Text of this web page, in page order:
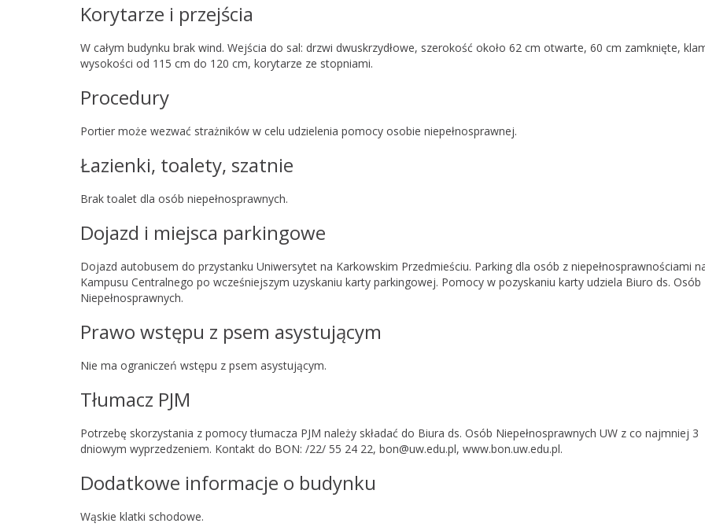
Korytarze i przejścia
W całym budynku brak wind. Wejścia do sal: drzwi dwuskrzydłowe, szerokość około 62 cm otwarte, 60 cm zamknięte,
wysokości od 115 cm do 120 cm, korytarze ze stopniami.
Procedury
Portier może wezwać strażników w celu udzielenia pomocy osobie niepełnosprawnej.
Łazienki, toalety, szatnie
Brak toalet dla osób niepełnosprawnych.
Dojazd i miejsca parkingowe
Dojazd autobusem do przystanku Uniwersytet na Karkowskim Przedmieściu. Parking dla osób z niepełnosprawnościami
Kampusu Centralnego po wcześniejszym uzyskaniu karty parkingowej. Pomocy w pozyskaniu karty udziela Biuro ds. Osób
Niepełnosprawnych.
Prawo wstępu z psem asystującym
Nie ma ograniczeń wstępu z psem asystującym.
Tłumacz PJM
Potrzebę skorzystania z pomocy tłumacza PJM należy składać do Biura ds. Osób Niepełnosprawnych UW z co najmniej 3
dniowym wyprzedzeniem. Kontakt do BON: /22/ 55 24 22, bon@uw.edu.pl, www.bon.uw.edu.pl.
Dodatkowe informacje o budynku
Wąskie klatki schodowe.